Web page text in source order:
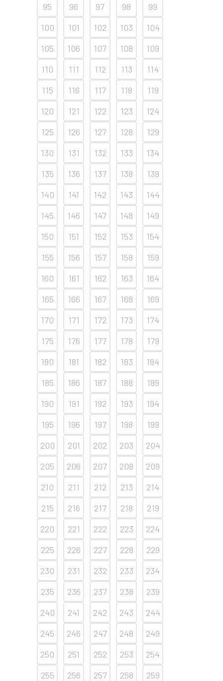
95
96 97 98
99
100
101 102 103
104
105
106 107 108
109
110
111 112 113
114
115
116 117 118
119
120
121 122 123
124
125
126 127 128
129
130
131 132 133
134
135
136 137 138
139
140
141 142 143
144
145
146 147 148
149
150
151 152 153
154
155
156 157 158
159
160
161 162 163
164
165
166 167 168
169
170
171 172 173
174
175
176 177 178
179
180
181 182 183
184
185
186 187 188
189
190
191 192 193
194
195
196 197 198
199
200
201 202 203
204
205
206 207 208
209
210
211 212 213
214
215
216 217 218
219
220
221 222 223
224
225
226 227 228
229
230
231 232 233
234
235
236 237 238
239
240
241 242 243
244
245
246 247 248
249
250
251 252 253
254
255
256 257 258
259